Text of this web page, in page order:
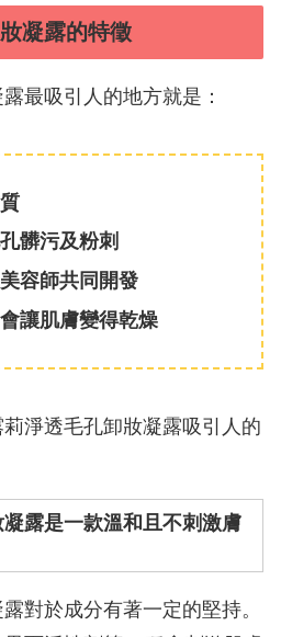
凝露的特徵
最吸引人的地方就是：
髒污及粉刺
容師共同開發
讓肌膚變得乾燥
淨透毛孔卸妝凝露吸引人的
露是一款溫和且不刺激膚
對於成分有著一定的堅持。